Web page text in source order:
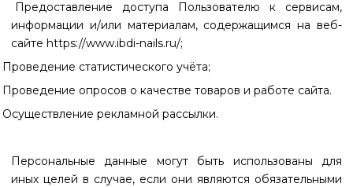
Предоставление доступа Пользователю к сервисам,
информации и/или материалам, содержащимся на веб-
сайте https://www.ibdi-nails.ru/;
Проведение статистического учёта;
Проведение опросов о качестве товаров и работе сайта.
Осуществление рекламной рассылки.
Персональные данные могут быть использованы для
иных целей в случае, если они являются обязательными